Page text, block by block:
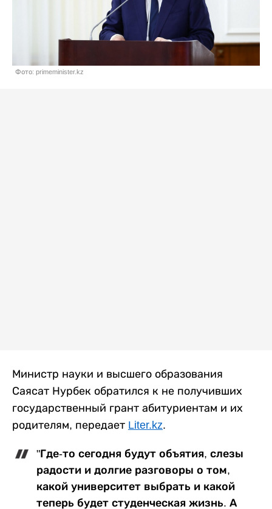
Фото: primeminister.kz
Министр науки и высшего образования
Саясат Нурбек обратился к не получивших
государственный грант абитуриентам и их
родителям, передает Liter.kz.
"Где-то сегодня будут объятия, слезы
радости и долгие разговоры о том,
какой университет выбрать и какой
теперь будет студенческая жизнь. А